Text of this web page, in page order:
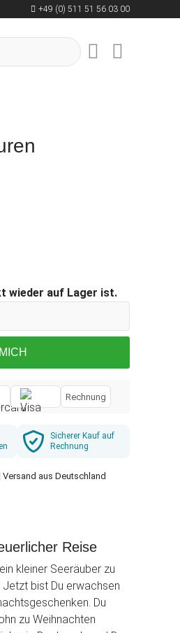
+49 (0) 511 51 56 03 00
wieder auf Lager ist.
Rechnung
Sicherer Kauf auf
Rechnung
aus Deutschland
Reise
kleiner Seeräuber zu
bist Du erwachsen
Du
zu Weihnachten